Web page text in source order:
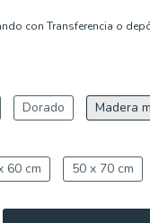
con Transferencia o
Dorado Madera
60 cm 50 x 70 cm